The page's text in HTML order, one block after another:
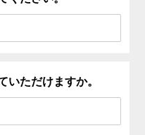
いただけますか。